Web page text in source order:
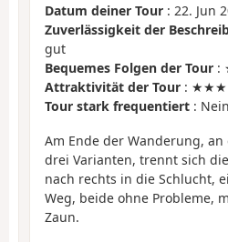
Datum deiner Tour : 22. Jun
Zuverlässigkeit der
gut
Bequemes Folgen der Tour :
Attraktivität der Tour :
Tour stark frequentiert : Nein
Am Ende der Wanderung,
drei Varianten, trennt sich
nach rechts in die Schlucht,
Weg, beide ohne Probleme,
Zaun.